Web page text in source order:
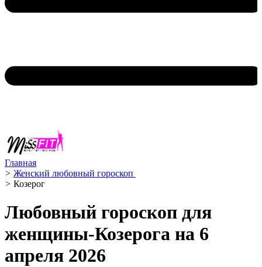
Главная
> Женский любовный гороскоп ️
> Козерог ️
Любовный гороскоп для
женщины-Козерога на 6
апреля 2026